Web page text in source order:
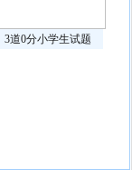
3道0分小学生试题